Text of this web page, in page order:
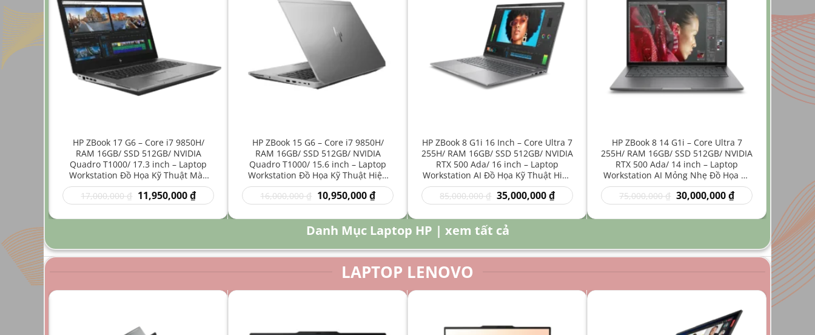
HP ZBook 17 G6 – Core i7 9850H/
RAM 16GB/ SSD 512GB/ NVIDIA
Quadro T1000/ 17.3 inch – Laptop
Workstation Đồ Họa Kỹ Thuật Màn
Hình Lớn
17,000,000₫ Giá
gốc
17,000,000 ₫.
11,950,000₫Giá
hiện
là:
HP ZBook 15 G6 – Core i7 9850H/
RAM 16GB/ SSD 512GB/ NVIDIA
Quadro T1000/ 15.6 inch – Laptop
Workstation Đồ Họa Kỹ Thuật Hiệu
Năng Cao
16,000,000₫ Giá
gốc
16,000,000 ₫.
10,950,000₫Giá
hiện
là:
10,950,000 ₫.
HP ZBook 8 G1i 16 Inch – Core Ultra 7
255H/ RAM 16GB/ SSD 512GB/ NVIDIA
RTX 500 Ada/ 16 inch – Laptop
Workstation AI Đồ Họa Kỹ Thuật Hiệu
Năng Cao
85,000,000₫ Giá
gốc
85,000,000 ₫.
35,000,000₫Giá
hiện
là:
HP ZBook 8 14 G1i – Core Ultra 7
255H/ RAM 16GB/ SSD 512GB/ NVIDIA
RTX 500 Ada/ 14 inch – Laptop
Workstation AI Mỏng Nhẹ Đồ Họa Kỹ
Thuật
75,000,000₫ Giá
gốc
75,000,000 ₫.
30,000,000₫Giá
hiện
là:
30,000,000 ₫.
9,950,000 ₫. Danh Mục Laptop HP | xem tất cả
LAPTOP LENOVO